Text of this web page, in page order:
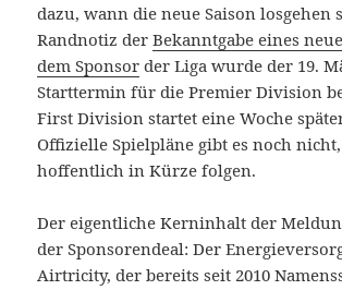
dazu, wann die neue Saison losgehen
Randnotiz derBekanntgabe eines
dem Sponsor der Liga wurde der 19.
Starttermin für die Premier Division
First Division startet eine Woche
Offizielle Spielpläne gibt es noch
hoffentlich in Kürze folgen.
Der eigentliche Kerninhalt der
der Sponsorendeal: Der
Airtricity, der bereits seit 2010